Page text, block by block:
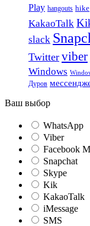
Play hangouts hike
KakaoTalk
slack
Twitter viber
Windows
Дуров
Ваш выбор
WhatsApp
Viber
Facebook
Snapchat
Skype
Kik
KakaoTalk
iMessage
SMS